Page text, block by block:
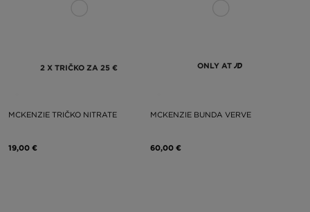
2 X TRIČKO ZA 25 €
MCKENZIE TRIČKO NITRATE
19,00 €
ONLY AT
MCKENZIE BUNDA VERVE
60,00 €